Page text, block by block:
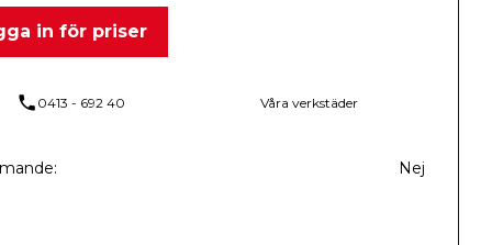
in för priser
phone 0413 - 692 40 Våra verkstäder
Nej